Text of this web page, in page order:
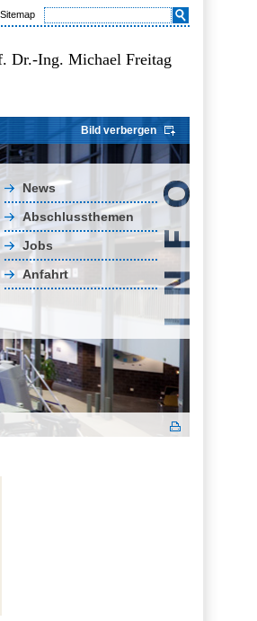
Sitemap
Dr.-Ing. Michael Freitag
Bild verbergen
News
Abschlussthemen
Jobs
Anfahrt